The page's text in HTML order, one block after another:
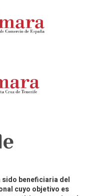
sido beneficiaria del
cuyo objetivo es